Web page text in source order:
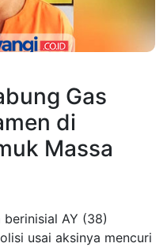
Gas
di
Massa
berinisial AY (38)
usai aksinya mencuri